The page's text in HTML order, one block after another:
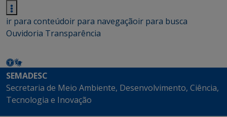
ir para conteúdoir para navegaçãoir para busca
Ouvidoria Transparência
SEMADESC
Secretaria de Meio Ambiente, Desenvolvimento, Ciência,
Tecnologia e Inovação